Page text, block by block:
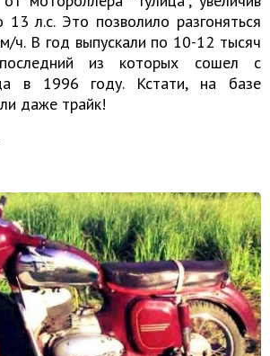
л.с. Это позволило разгоняться
ч. В год выпускали по 10-12 тысяч
из которых сошел с
в 1996 году. Кстати, на базе
даже трайк!